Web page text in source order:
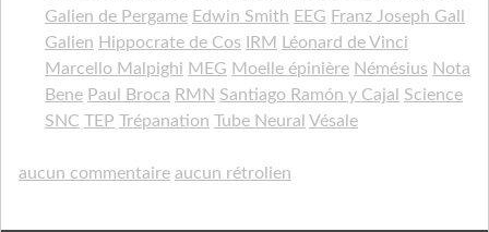
Galien de Pergame Edwin Smith EEG Franz Joseph Gall
Galien Hippocrate de Cos IRM Léonard de Vinci
Marcello Malpighi MEG Moelle épinière Némésius Nota
Bene Paul Broca RMN Santiago Ramón y Cajal Science
SNC TEP Trépanation Tube Neural Vésale
aucun commentaire aucun rétrolien